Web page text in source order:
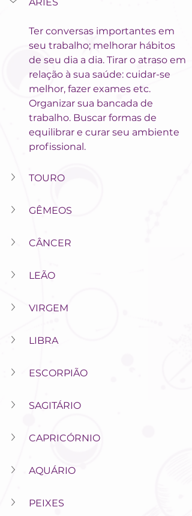
Ter conversas importantes em
seu trabalho; melhorar hábitos
de seu dia a dia. Tirar o atraso em
relação à sua saúde: cuidar-se
melhor, fazer exames etc.
Organizar sua bancada de
trabalho. Buscar formas de
equilibrar e curar seu ambiente
profissional.
TOURO
GÊMEOS
CÂNCER
LEÃO
VIRGEM
LIBRA
ESCORPIÃO
SAGITÁRIO
CAPRICÓRNIO
AQUÁRIO
PEIXES